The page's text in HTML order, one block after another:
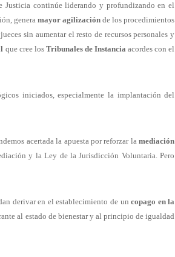
Justicia continúe liderando y profundizando en el
generamayor agilizaciónde los procedimientos
sin aumentar el resto de recursos personales y
que cree los Tribunales de Instanciaacordes con el
iniciados, especialmente la implantación del
acertada la apuesta por reforzar lamediación
y la Ley de la Jurisdicción Voluntaria. Pero
derivar en el establecimiento de uncopago en la
al estado de bienestar y al principio de igualdad